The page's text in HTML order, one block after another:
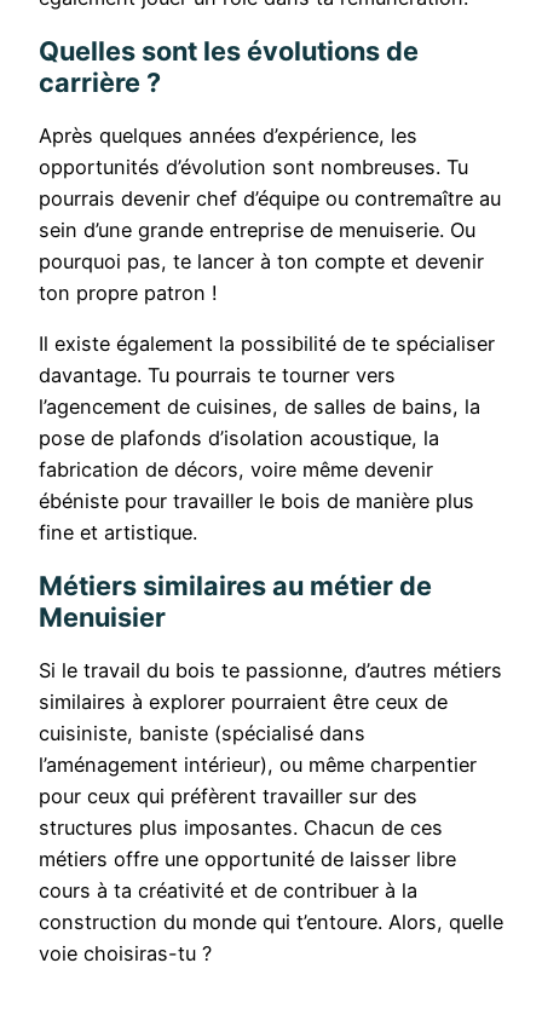
Quelles sont les évolutions de
carrière ?
Après quelques années d’expérience, les
opportunités d’évolution sont nombreuses. Tu
pourrais devenir chef d’équipe ou contremaître au
sein d’une grande entreprise de menuiserie. Ou
pourquoi pas, te lancer à ton compte et devenir
ton propre patron !
Il existe également la possibilité de te spécialiser
davantage. Tu pourrais te tourner vers
l’agencement de cuisines, de salles de bains, la
pose de plafonds d’isolation acoustique, la
fabrication de décors, voire même devenir
ébéniste pour travailler le bois de manière plus
fine et artistique.
Métiers similaires au métier de
Menuisier
Si le travail du bois te passionne, d’autres métiers
similaires à explorer pourraient être ceux de
cuisiniste, baniste (spécialisé dans
l’aménagement intérieur), ou même charpentier
pour ceux qui préfèrent travailler sur des
structures plus imposantes. Chacun de ces
métiers offre une opportunité de laisser libre
cours à ta créativité et de contribuer à la
construction du monde qui t’entoure. Alors, quelle
voie choisiras-tu ?